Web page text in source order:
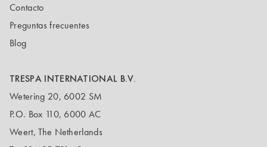
Contacto
Preguntas frecuentes
Blog
TRESPA INTERNATIONAL B.V.
Wetering 20, 6002 SM
P.O. Box 110, 6000 AC
Weert, The Netherlands